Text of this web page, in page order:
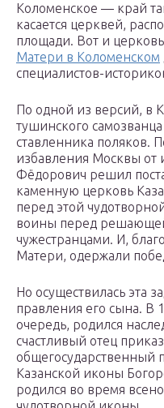
Коломенское — край
касается церквей,
площади. Вот и
Матери в Коломенском
специалистов-
По одной из версий, в
тушинского
ставленника поляков.
избавления Москвы от
Фёдорович решил
каменную церковь
перед этой
воины перед
чужестранцами. И,
Матери, одержали
Но осуществилась эта
правления его сына. В
очередь, родился
счастливый отец
общегосударственный
Казанской иконы
родился во время